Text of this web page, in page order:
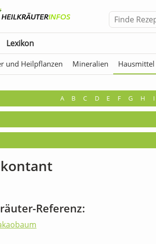
Lexikon
und Heilpflanzen Mineralien Hausmittel
A B C D E F G H I
Referenz: